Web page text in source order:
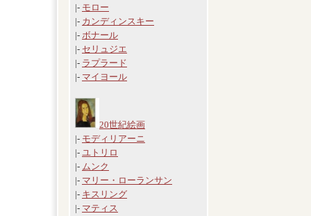
|- モロー
|- カンディンスキー
|- ボナール
|- セリュジエ
|- ラプラード
|- マイヨール
20世紀絵画
|- モディリアーニ
|- ユトリロ
|- ムンク
|- マリー・ローランサン
|- キスリング
|- マティス